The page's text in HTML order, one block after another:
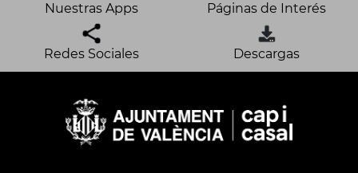
Nuestras Apps Páginas de Interés
Redes Sociales Descargas